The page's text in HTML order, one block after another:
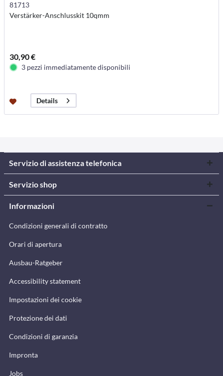
81713
Verstärker-Anschlusskit 10qmm
30,90 €
3 pezzi immediatamente disponibili
Details
Servizio di assistenza telefonica
Servizio shop
Informazioni
Condizioni generali di contratto
Orari di apertura
Ausbau-Ratgeber
Accessibility statement
Impostazioni dei cookie
Protezione dei dati
Condizioni di garanzia
Impronta
Jobs